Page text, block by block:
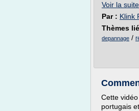
Voir la suite
Par : Klink
Thèmes
depannage /
Cette
portugais